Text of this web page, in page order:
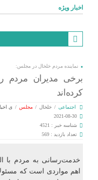
اخبار ویژه
نماینده مردم خلخال در مجلس:
برخی مدیران مردم
کرده‌اند
اجتماعی / خلخال / مجلس / ی
2021-08-30
شناسه خبر : 4521
تعداد بازدید : 569
خدمت‌رسانی به مردم با
اهم مواردی است که